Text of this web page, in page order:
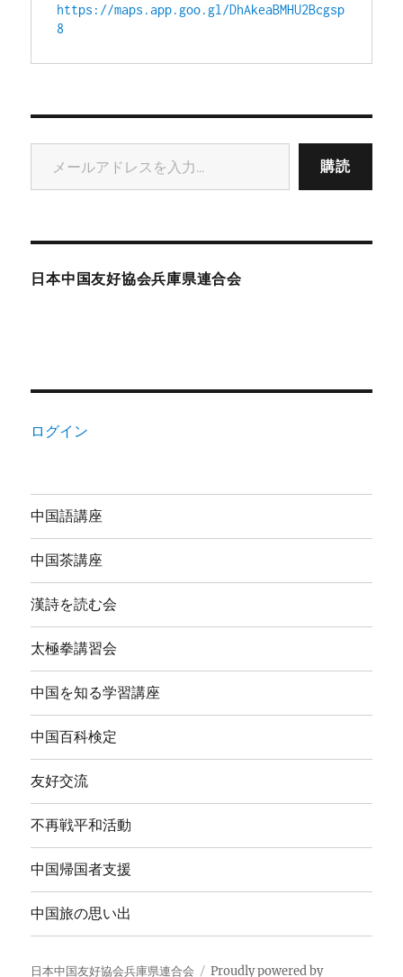
https://maps.app.goo.gl/DhAkeaBMHU2Bcgsp
8
メールアドレスを入力...
購読
日本中国友好協会兵庫県連合会
ログイン
中国語講座
中国茶講座
漢詩を読む会
太極拳講習会
中国を知る学習講座
中国百科検定
友好交流
不再戦平和活動
中国帰国者支援
中国旅の思い出
日本中国友好協会兵庫県連合会 Proudly powered by